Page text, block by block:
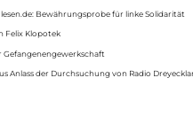
Bewährungsprobe für linke Solidarität
Felix Klopotek
Gefangenengewerkschaft
Anlass der Durchsuchung von Radio